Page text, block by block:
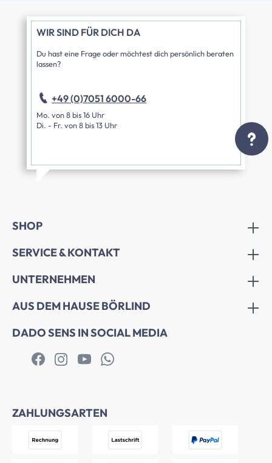
WIR SIND FÜR DICH DA
Du hast eine Frage oder möchtest dich persönlich beraten
lassen?
+49 (0)7051 6000-66
Mo. von 8 bis 16 Uhr
Di. - Fr. von 8 bis 13 Uhr
SHOP
SERVICE & KONTAKT
UNTERNEHMEN
AUS DEM HAUSE BÖRLIND
DADO SENS IN SOCIAL MEDIA
ZAHLUNGSARTEN